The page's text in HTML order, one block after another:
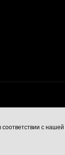
с нашей